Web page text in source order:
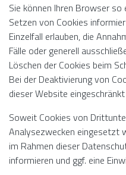
Sie können Ihren Browser
Setzen von Cookies
Einzelfall erlauben, die
Fälle oder generell
Löschen der Cookies beim
Bei der Deaktivierung von
dieser Website
Soweit Cookies von
Analysezwecken eingesetzt
im Rahmen dieser
informieren und ggf. eine